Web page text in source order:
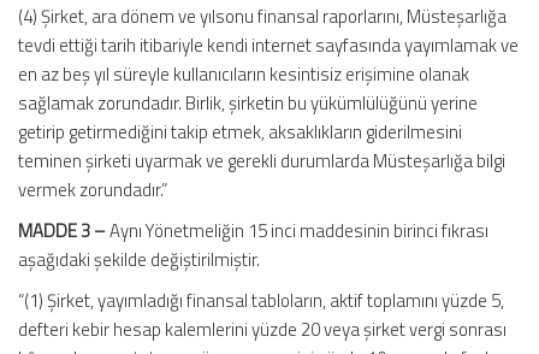
(4) Şirket, ara dönem ve yılsonu finansal raporlarını, Müsteşarlığa
tevdi ettiği tarih itibariyle kendi internet sayfasında yayımlamak ve
en az beş yıl süreyle kullanıcıların kesintisiz erişimine olanak
sağlamak zorundadır. Birlik, şirketin bu yükümlülüğünü yerine
getirip getirmediğini takip etmek, aksaklıkların giderilmesini
teminen şirketi uyarmak ve gerekli durumlarda Müsteşarlığa bilgi
vermek zorundadır.”
MADDE 3 –Aynı Yönetmeliğin 15 inci maddesinin birinci fıkrası
aşağıdaki şekilde değiştirilmiştir.
“(1) Şirket, yayımladığı finansal tabloların, aktif toplamını yüzde 5,
defteri kebir hesap kalemlerini yüzde 20 veya şirket vergi sonrası